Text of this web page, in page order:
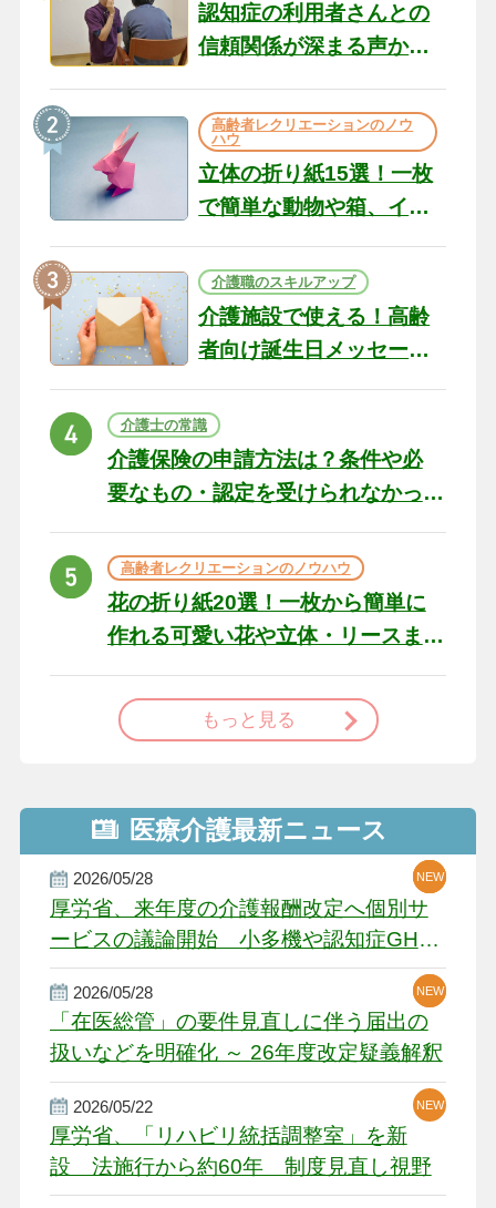
認知症の利用者さんとの
信頼関係が深まる声かけ
の現場から（22）
高齢者レクリエーションのノウ
ハウ
立体の折り紙15選！一枚
で簡単な動物や箱、イン
テリアになる作品まで
介護職のスキルアップ
介護施設で使える！高齢
者向け誕生日メッセージ
の例文と書き方のポイン
ト
介護士の常識
介護保険の申請方法は？条件や必
要なもの・認定を受けられなかっ
た場合の対処法
高齢者レクリエーションのノウハウ
花の折り紙20選！一枚から簡単に
作れる可愛い花や立体・リースま
で
もっと見る
医療介護最新ニュース
2026/05/28
厚労省、来年度の介護報酬改定へ個別サ
ービスの議論開始 小多機や認知症GH、
厳しい経営環境に危機感
NEW
NEW
NEW
2026/05/28
「在医総管」の要件見直しに伴う届出の
扱いなどを明確化 ～ 26年度改定疑義解釈
NEW
NEW
2026/05/22
厚労省、「リハビリ統括調整室」を新
設 法施行から約60年 制度見直し視野
NEW